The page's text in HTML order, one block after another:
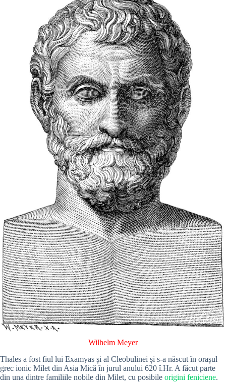
Wilhelm Meyer
Thales a fost fiul lui Examyas și al Cleobulinei și s-a născut în orașul
grec ionic Milet din Asia Mică în jurul anului 620 î.Hr. A făcut parte
din una dintre familiile nobile din Milet, cu posibile origini feniciene.